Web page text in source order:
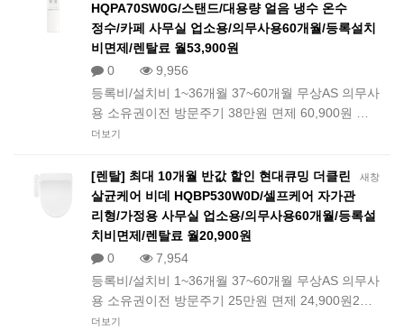
HQPA70SW0G/스탠드/대용량 얼음 냉수 온수
정수/카페 사무실 업소용/의무사용60개월/등록설치
비면제/렌탈료 월53,900원
0
9,956
등록비/설치비 1~36개월 37~60개월 무상AS 의무사
용 소유권이전 방문주기 38만원 면제 60,900원 …
더보기
새창
[렌탈] 최대 10개월 반값 할인 현대큐밍 더클린
살균케어 비데 HQBP530W0D/셀프케어 자가관
리형/가정용 사무실 업소용/의무사용60개월/등록설
치비면제/렌탈료 월20,900원
0
7,954
등록비/설치비 1~36개월 37~60개월 무상AS 의무사
용 소유권이전 방문주기 25만원 면제 24,900원2…
더보기